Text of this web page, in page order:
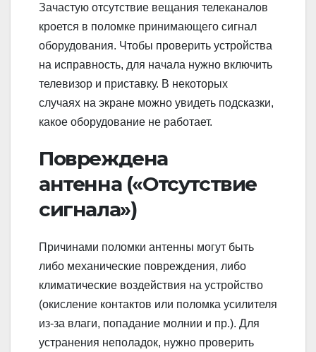
Зачастую отсутствие вещания телеканалов
кроется в поломке принимающего сигнал
оборудования. Чтобы проверить устройства
на исправность, для начала нужно включить
телевизор и приставку. В некоторых
случаях на экране можно увидеть подсказки,
какое оборудование не работает.
Повреждена
антенна («Отсутствие
сигнала»)
Причинами поломки антенны могут быть
либо механические повреждения, либо
климатические воздействия на устройство
(окисление контактов или поломка усилителя
из-за влаги, попадание молнии и пр.). Для
устранения неполадок, нужно проверить